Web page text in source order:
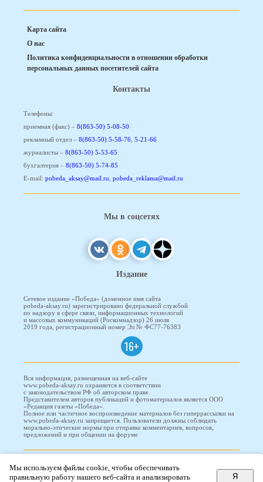
Карта сайта
О нас
Политика конфиденциальности в отношении обработки
персональных данных посетителей сайта
Контакты
Телефоны:
приемная (факс) – 8(863-50) 5-08-50
рекламный отдел – 8(863-50) 5-58-76, 5-21-66
журналисты – 8(863-50) 5-53-65
бухгалтерия – 8(863-50) 5-74-85
E-mail: pobeda_aksay@mail.ru, pobeda_reklama@mail.ru
Мы в соцсетях
Издание
Сетевое издание «Победа» (доменное имя сайта
pobeda-aksay.ru) зарегистрировано федеральной службой
по надзору в сфере связи, информационных технологий
и массовых коммуникаций (Роскомнадзор) 26 июля
2019 года, регистрационный номер Эл № ФС77-76383
16+
Вся информация, размещенная на веб-сайте
www.pobeda-aksay.ru охраняется в соответствии
с законодательством РФ об авторском праве.
Представителем авторов публикаций и фотоматериалов является ООО
«Редакция газеты «Победа».
Полное или частичное воспроизведение материалов без гиперрассылки на
www.pobeda-aksay.ru запрещается. Пользователи должны соблюдать
морально-этические нормы при отправке комментариев, вопросов,
предложений и при общении на форуме
ПОБЕДА © 2010-2026
Мы используем файлы cookie, чтобы обеспечивать
правильную работу нашего веб-сайта и анализировать
Я